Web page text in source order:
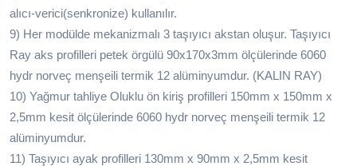
alıcı-verici(senkronize) kullanılır.
9) Her modülde mekanizmalı 3 taşıyıcı akstan oluşur. Taşıyıcı
Ray aks profilleri petek örgülü 90x170x3mm ölçülerinde 6060
hydr norveç menşeili termik 12 alüminyumdur. (KALIN RAY)
10) Yağmur tahliye Oluklu ön kiriş profilleri 150mm x 150mm x
2,5mm kesit ölçülerinde 6060 hydr norveç menşeili termik 12
alüminyumdur.
11) Taşıyıcı ayak profilleri 130mm x 90mm x 2,5mm kesit